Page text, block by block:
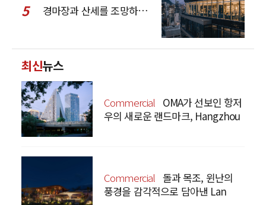
5 경마장과 산세를 조망하는 CCD Hong Kong Creative Center
최신뉴스
Commercial OMA가 선보인 항저
우의 새로운 랜드마크, Hangzhou
Commercial 돌과 목조, 윈난의
풍경을 감각적으로 담아낸 Lan